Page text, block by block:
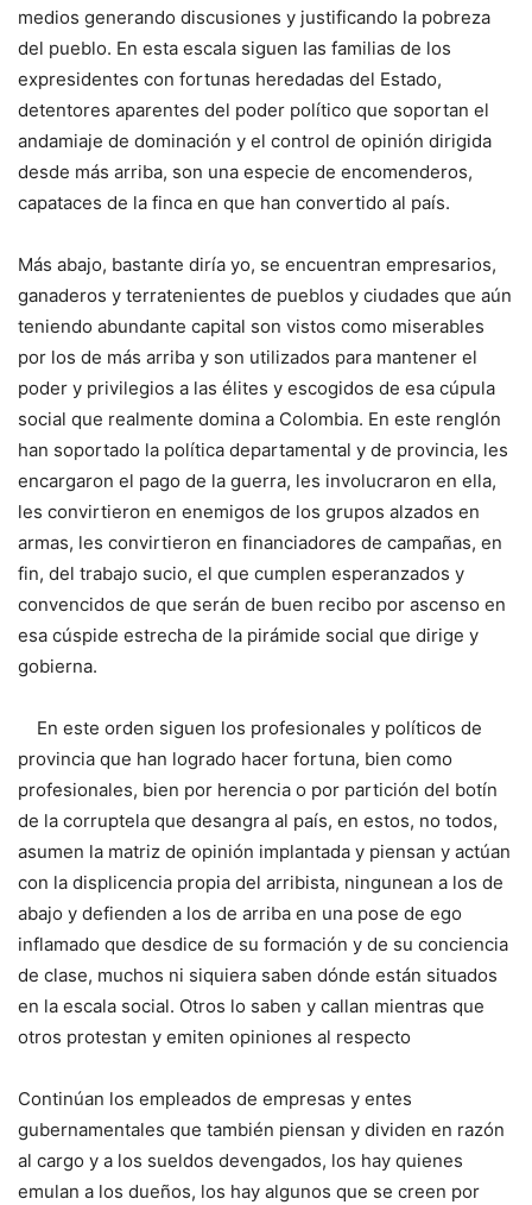
medios generando discusiones y justificando la pobreza
del pueblo. En esta escala siguen las familias de los
expresidentes con fortunas heredadas del Estado,
detentores aparentes del poder político que soportan el
andamiaje de dominación y el control de opinión dirigida
desde más arriba, son una especie de encomenderos,
capataces de la finca en que han convertido al país.
Más abajo, bastante diría yo, se encuentran empresarios,
ganaderos y terratenientes de pueblos y ciudades que aún
teniendo abundante capital son vistos como miserables
por los de más arriba y son utilizados para mantener el
poder y privilegios a las élites y escogidos de esa cúpula
social que realmente domina a Colombia. En este renglón
han soportado la política departamental y de provincia, les
encargaron el pago de la guerra, les involucraron en ella,
les convirtieron en enemigos de los grupos alzados en
armas, les convirtieron en financiadores de campañas, en
fin, del trabajo sucio, el que cumplen esperanzados y
convencidos de que serán de buen recibo por ascenso en
esa cúspide estrecha de la pirámide social que dirige y
gobierna.
En este orden siguen los profesionales y políticos de
provincia que han logrado hacer fortuna, bien como
profesionales, bien por herencia o por partición del botín
de la corruptela que desangra al país, en estos, no todos,
asumen la matriz de opinión implantada y piensan y actúan
con la displicencia propia del arribista, ningunean a los de
abajo y defienden a los de arriba en una pose de ego
inflamado que desdice de su formación y de su conciencia
de clase, muchos ni siquiera saben dónde están situados
en la escala social. Otros lo saben y callan mientras que
otros protestan y emiten opiniones al respecto
Continúan los empleados de empresas y entes
gubernamentales que también piensan y dividen en razón
al cargo y a los sueldos devengados, los hay quienes
emulan a los dueños, los hay algunos que se creen por